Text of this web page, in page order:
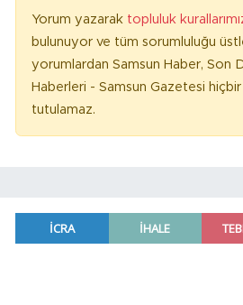
Yorum yazarak topluluk
bulunuyor ve tüm sorumluluğu
yorumlardan Samsun Haber, Son
Haberleri - Samsun Gazetesi
tutulamaz.